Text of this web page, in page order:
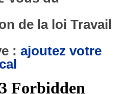
de la loi Travail
:ajoutez votre